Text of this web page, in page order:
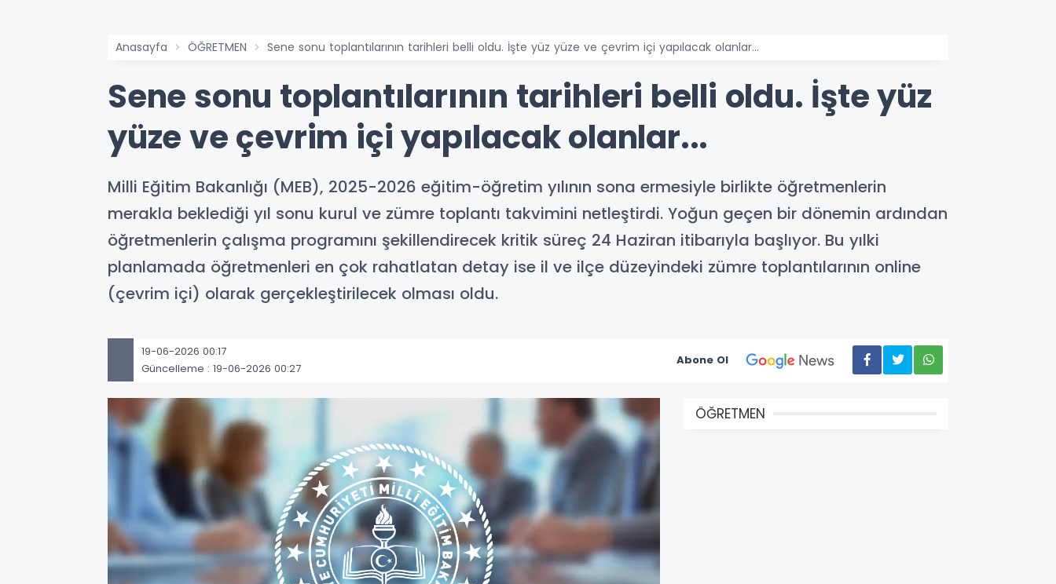
Anasayfa ÖĞRETMEN Sene sonu toplantılarının tarihleri belli oldu. İşte yüz yüze ve çevrim içi yapılacak olanlar...
Sene sonu toplantılarının tarihleri belli oldu. İşte yüz
yüze ve çevrim içi yapılacak olanlar...
Milli Eğitim Bakanlığı (MEB), 2025-2026 eğitim-öğretim yılının sona ermesiyle birlikte öğretmenlerin
merakla beklediği yıl sonu kurul ve zümre toplantı takvimini netleştirdi. Yoğun geçen bir dönemin ardından
öğretmenlerin çalışma programını şekillendirecek kritik süreç 24 Haziran itibarıyla başlıyor. Bu yılki
planlamada öğretmenleri en çok rahatlatan detay ise il ve ilçe düzeyindeki zümre toplantılarının online
(çevrim içi) olarak gerçekleştirilecek olması oldu.
19-06-2026 00:17
Güncelleme : 19-06-2026 00:27
Abone Ol
ÖĞRETMEN